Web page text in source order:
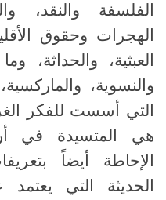
الفلسفة والنقد،
الهجرات وحقوق
العبثية، والحداثة،
والنسوية،
التي أسست للفكر
هي المتسيدة في
الإحاطة أيضاً
الحديثة التي